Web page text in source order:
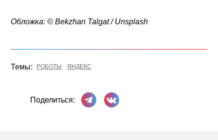
Обложка: © Bekzhan Talgat / Unsplash
Темы: РОБОТЫ ЯНДЕКС
Поделиться:
Поделиться в Телеграме
Поделиться ВКонтакте